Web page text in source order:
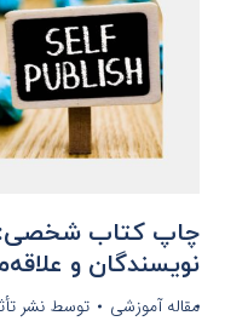
چاپ کتاب شخصی:
نویسندگان و
مقاله آموزشی توسط نشر